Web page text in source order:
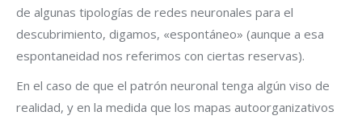
de algunas tipologías de redes neuronales para el
descubrimiento, digamos, «espontáneo» (aunque a esa
espontaneidad nos referimos con ciertas reservas).
En el caso de que el patrón neuronal tenga algún viso de
realidad, y en la medida que los mapas autoorganizativos